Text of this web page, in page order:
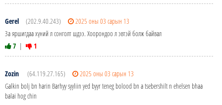
Gerel (202.9.40.243)
2025 оны 03 сарын 13
За яршигдаа хүний л сонголт шдээ. Хоорондоо л эвтэй болж байвал
7 | 1
Zozin (64.119.27.165)
2025 оны 03 сарын 13
Galkin bolj bn harin Barhyy syyliin yed byyr teneg bolood bn a tsebershilt n ehelsen bhaa
balai hog chin